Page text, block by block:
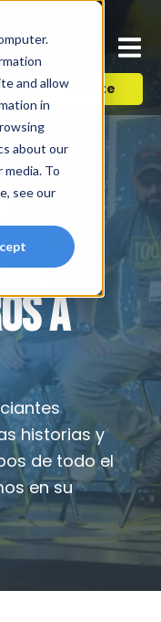
and allow
in
about our
To
see our
Donate
A
historias y
de todo el
en su